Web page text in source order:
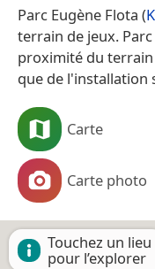
Parc Eugène Flota (
terrain de jeux.
proximité du terrain
que de l'installation
Carte
Carte photo
Touchez un lieu
pour l’explorer